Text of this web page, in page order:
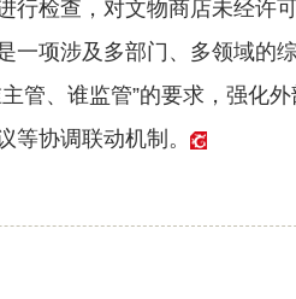
行检查，对文物商店未经许
一项涉及多部门、多领域的
管、谁监管”的要求，强化
等协调联动机制。